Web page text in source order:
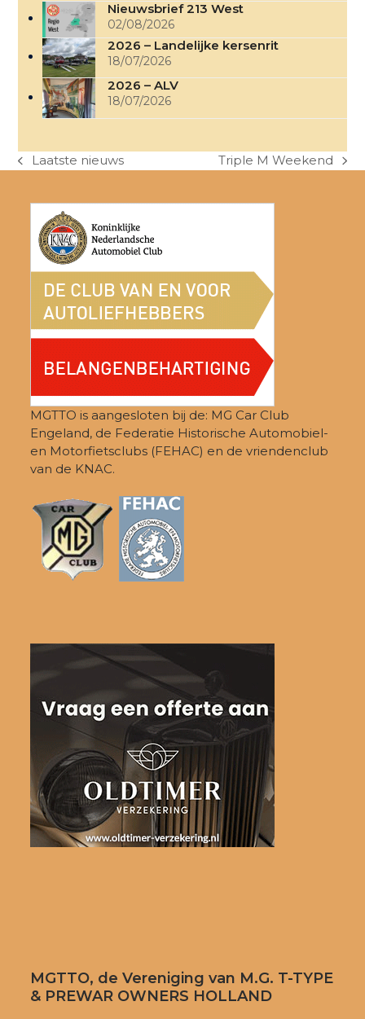
Nieuwsbrief 213 West
02/08/2026
2026 – Landelijke kersenrit
18/07/2026
2026 – ALV
18/07/2026
previous
Laatste nieuws
next
Triple M Weekend
MGTTO is aangesloten bij de: MG Car Club
Engeland, de Federatie Historische Automobiel-
en Motorfietsclubs (FEHAC) en de vriendenclub
van de KNAC.
MGTTO, de Vereniging van M.G. T-TYPE
& PREWAR OWNERS HOLLAND